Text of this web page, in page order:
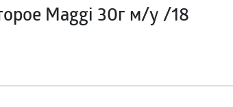
Maggi 30г м/у /18